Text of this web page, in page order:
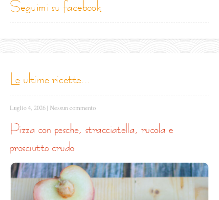
seguimi su facebook
le ultime ricette...
Luglio 4, 2026 | Nessun commento
pizza con pesche, stracciatella, rucola e
prosciutto crudo